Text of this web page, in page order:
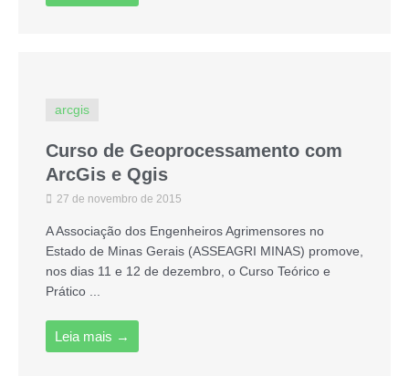
arcgis
Curso de Geoprocessamento com
ArcGis e Qgis
27 de novembro de 2015
A Associação dos Engenheiros Agrimensores no
Estado de Minas Gerais (ASSEAGRI MINAS) promove,
nos dias 11 e 12 de dezembro, o Curso Teórico e
Prático ...
Leia mais →